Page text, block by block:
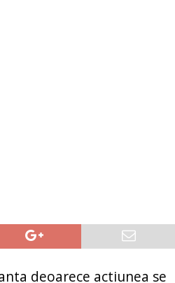
deoarece actiunea se